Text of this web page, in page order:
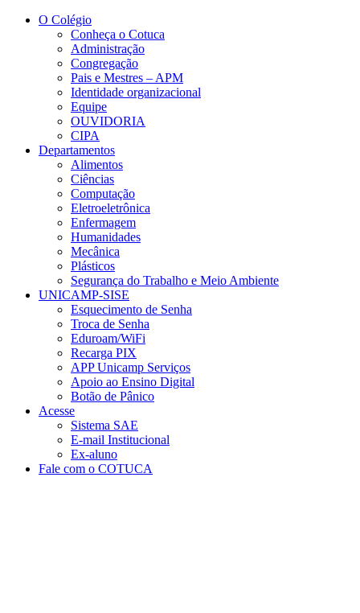
Conteúdo principal
O Colégio
Conheça o Cotuca
Administração
Congregação
Pais e Mestres – APM
Identidade organizacional
Equipe
OUVIDORIA
CIPA
Departamentos
Alimentos
Ciências
Computação
Eletroeletrônica
Enfermagem
Humanidades
Mecânica
Plásticos
Segurança do Trabalho e Meio Ambiente
UNICAMP-SISE
Esquecimento de Senha
Troca de Senha
Eduroam/WiFi
Recarga PIX
APP Unicamp Serviços
Apoio ao Ensino Digital
Botão de Pânico
Acesse
Sistema SAE
E-mail Institucional
Ex-aluno
Fale com o COTUCA